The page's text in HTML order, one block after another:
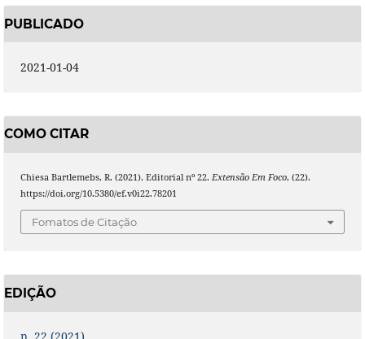
PUBLICADO
2021-01-04
COMO CITAR
Chiesa Bartlemebs, R. (2021). Editorial nº 22. Extensão Em Foco, (22).
https://doi.org/10.5380/ef.v0i22.78201
Fomatos de Citação
EDIÇÃO